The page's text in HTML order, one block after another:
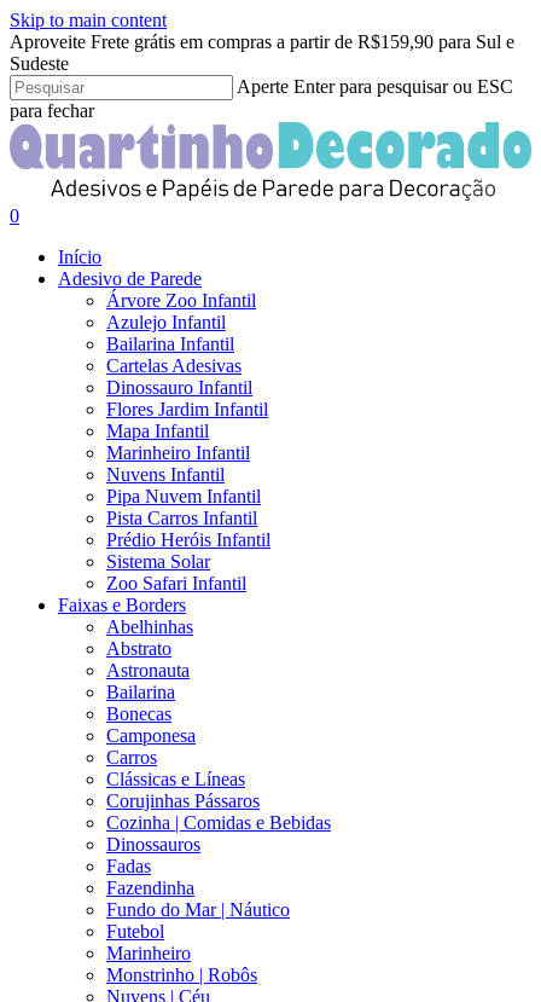
Skip to main content
Aproveite Frete grátis em compras a partir de R$159,90 para Sul e
Sudeste
Aperte Enter para pesquisar ou ESC
para fechar
Close
Search
search
account
0
Início
Adesivo de Parede
Árvore Zoo Infantil
Azulejo Infantil
Bailarina Infantil
Cartelas Adesivas
Dinossauro Infantil
Flores Jardim Infantil
Mapa Infantil
Marinheiro Infantil
Nuvens Infantil
Pipa Nuvem Infantil
Pista Carros Infantil
Prédio Heróis Infantil
Sistema Solar
Zoo Safari Infantil
Faixas e Borders
Abelhinhas
Abstrato
Astronauta
Bailarina
Bonecas
Camponesa
Carros
Clássicas e Líneas
Corujinhas Pássaros
Cozinha | Comidas e Bebidas
Dinossauros
Fadas
Fazendinha
Fundo do Mar | Náutico
Futebol
Marinheiro
Monstrinho | Robôs
Nuvens | Céu